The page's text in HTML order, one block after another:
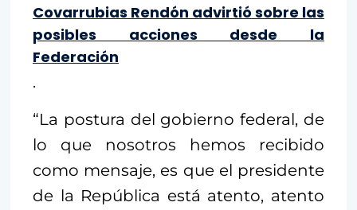
Covarrubias Rendón advirtió sobre las
posibles acciones desde la
Federación
.
“La postura del gobierno federal, de
lo que nosotros hemos recibido
como mensaje, es que el presidente
de la República está atento, atento